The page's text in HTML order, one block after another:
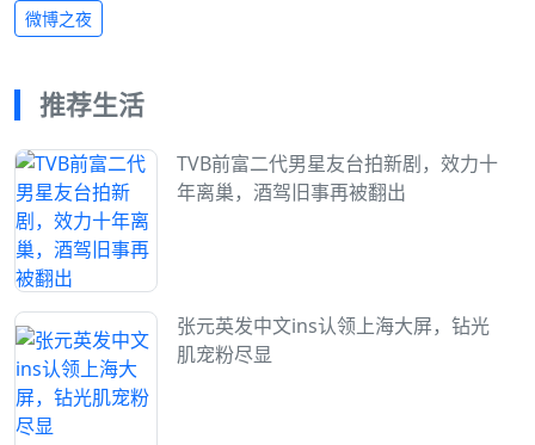
微博之夜
推荐生活
TVB前富二代男星友台拍新剧，效力十
年离巢，酒驾旧事再被翻出
张元英发中文ins认领上海大屏，钻光
肌宠粉尽显